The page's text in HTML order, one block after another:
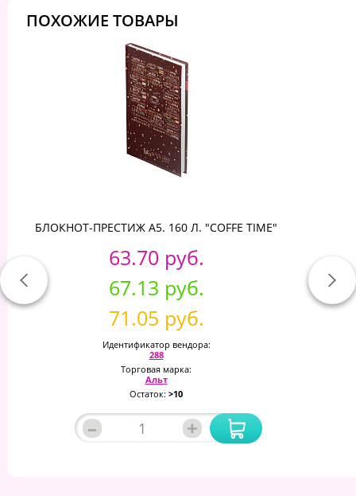
ПОХОЖИЕ ТОВАРЫ
БЛОКНОТ-ПРЕСТИЖ А5. 160 Л. "COFFE TIME"
63.70 руб.
67.13 руб.
71.05 руб.
Идентификатор вендора:
288
Торговая марка:
Альт
Остаток: >10
– +